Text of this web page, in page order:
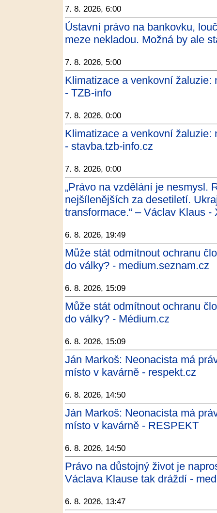
7. 8. 2026, 6:00
Ústavní právo na bankovku,
meze nekladou. Možná by ale
7. 8. 2026, 5:00
Klimatizace a venkovní žaluzie:
- TZB-info
7. 8. 2026, 0:00
Klimatizace a venkovní žaluzie:
- stavba.tzb-info.cz
7. 8. 2026, 0:00
„Právo na vzdělání je nesmysl.
nejšílenějších za desetiletí.
transformace.“ – Václav Klaus -
6. 8. 2026, 19:49
Může stát odmítnout ochranu
do války? - medium.seznam.cz
6. 8. 2026, 15:09
Může stát odmítnout ochranu
do války? - Médium.cz
6. 8. 2026, 15:09
Ján Markoš: Neonacista má
místo v kavárně - respekt.cz
6. 8. 2026, 14:50
Ján Markoš: Neonacista má
místo v kavárně - RESPEKT
6. 8. 2026, 14:50
Právo na důstojný život je
Václava Klause tak dráždí -
6. 8. 2026, 13:47